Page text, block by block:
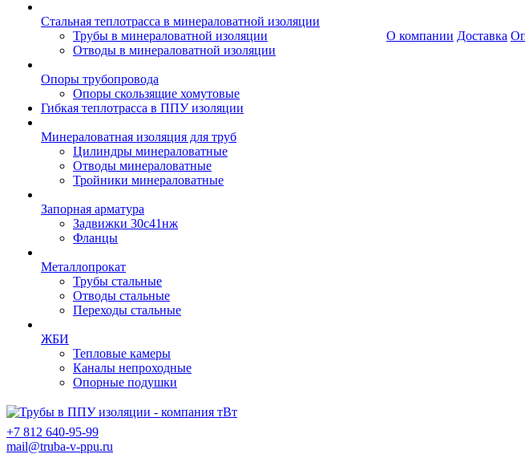
Стальная теплотрасса в минераловатной изоляции
Трубы в минераловатной изоляции
Отводы в минераловатной изоляции
Опоры трубопровода
Опоры скользящие хомутовые
Гибкая теплотрасса в ППУ изоляции
Минераловатная изоляция для труб
Цилиндры минераловатные
Отводы минераловатные
Тройники минераловатные
Запорная арматура
Задвижки 30с41нж
Фланцы
Металлопрокат
Трубы стальные
Отводы стальные
Переходы стальные
ЖБИ
Тепловые камеры
Каналы непроходные
Опорные подушки
О компании Доставка
+7 812 640-95-99
mail@truba-v-ppu.ru